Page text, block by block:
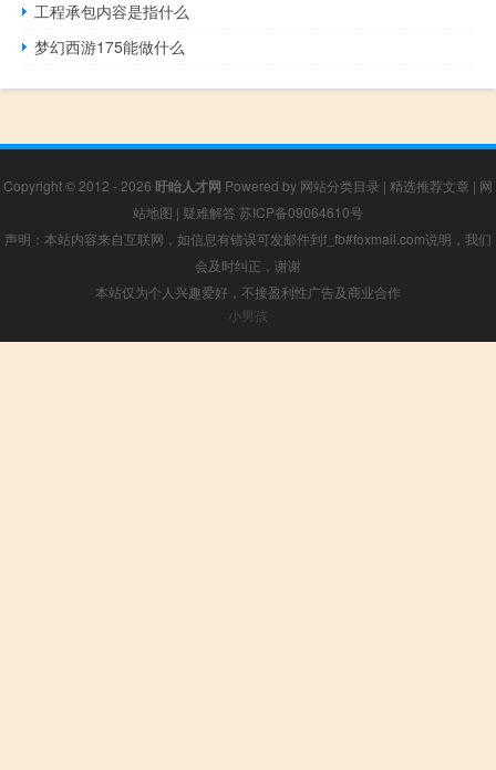
工程承包内容是指什么
梦幻西游175能做什么
Copyright © 2012 - 2026 盱眙人才网 Powered by 网站分类目录 | 精选推荐文章 | 网
站地图 | 疑难解答 苏ICP备09064610号
声明：本站内容来自互联网，如信息有错误可发邮件到f_fb#foxmail.com说明，我们
会及时纠正，谢谢
本站仅为个人兴趣爱好，不接盈利性广告及商业合作
小男孩